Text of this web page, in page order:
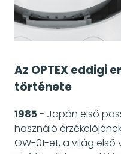
Az OPTEX eddigi
története
1985 - Japán első
használó
OW-01-et, a világ első